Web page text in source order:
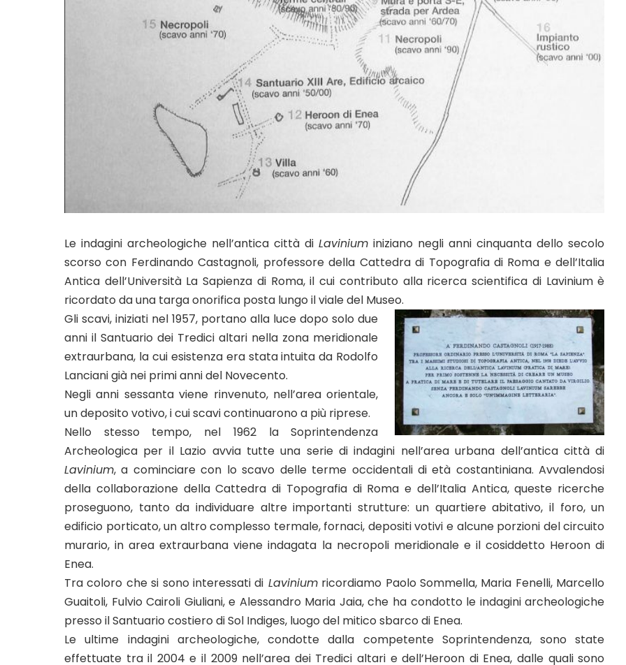
Le indagini archeologiche nell’antica città diLavinium iniziano negli anni cinquanta dello secolo
scorso con Ferdinando Castagnoli, professore della Cattedra di Topografia di Roma e dell’Italia
Antica dell’Università La Sapienza di Roma, il cui contributo alla ricerca scientifica di Lavinium è
ricordato da una targa onorifica posta lungo il viale del Museo.
Gli scavi, iniziati nel 1957, portano alla luce dopo solo due
anni il Santuario dei Tredici altari nella zona meridionale
extraurbana, la cui esistenza era stata intuita da Rodolfo
Lanciani già nei primi anni del Novecento.
Negli anni sessanta viene rinvenuto, nell’area orientale,
un deposito votivo, i cui scavi continuarono a più riprese.
Nello stesso tempo, nel 1962 la Soprintendenza
Archeologica per il Lazio avvia tutte una serie di indagini nell’area urbana dell’antica città di
Lavinium, a cominciare con lo scavo delle terme occidentali di età costantiniana. Avvalendosi
della collaborazione della Cattedra di Topografia di Roma e dell’Italia Antica, queste ricerche
proseguono, tanto da individuare altre importanti strutture: un quartiere abitativo, il foro, un
edificio porticato, un altro complesso termale, fornaci, depositi votivi e alcune porzioni del circuito
murario, in area extraurbana viene indagata la necropoli meridionale e il cosiddetto Heroon di
Enea.
Tra coloro che si sono interessati di Laviniumricordiamo Paolo Sommella, Maria Fenelli, Marcello
Guaitoli, Fulvio Cairoli Giuliani, e Alessandro Maria Jaia, che ha condotto le indagini archeologiche
presso il Santuario costiero di Sol Indiges, luogo del mitico sbarco di Enea.
Le ultime indagini archeologiche, condotte dalla competente Soprintendenza, sono state
effettuate tra il 2004 e il 2009 nell’area dei Tredici altari e dell’Heroon di Enea, dalle quali sono